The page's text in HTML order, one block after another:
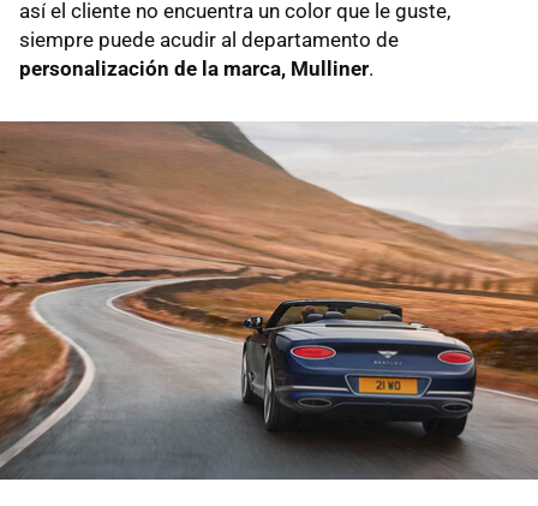
así el cliente no encuentra un color que le guste,
siempre puede acudir al departamento de
personalización de la marca, Mulliner.